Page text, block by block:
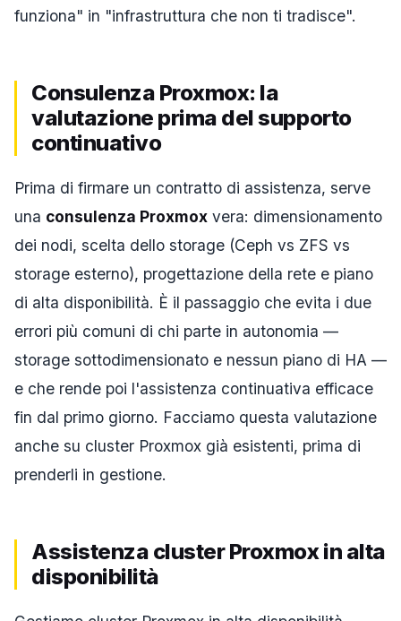
funziona" in "infrastruttura che non ti tradisce".
Consulenza Proxmox: la
valutazione prima del supporto
continuativo
Prima di firmare un contratto di assistenza, serve
una consulenza Proxmox vera: dimensionamento
dei nodi, scelta dello storage (Ceph vs ZFS vs
storage esterno), progettazione della rete e piano
di alta disponibilità. È il passaggio che evita i due
errori più comuni di chi parte in autonomia —
storage sottodimensionato e nessun piano di HA —
e che rende poi l'assistenza continuativa efficace
fin dal primo giorno. Facciamo questa valutazione
anche su cluster Proxmox già esistenti, prima di
prenderli in gestione.
Assistenza cluster Proxmox in alta
disponibilità